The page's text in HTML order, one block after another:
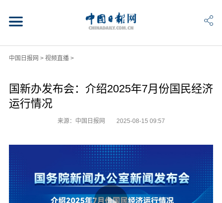
中国日报网 > 视频直播>
国新办发布会：介绍2025年7月份国民经济
运行情况
来源：中国日报网 2025-08-15 09:57